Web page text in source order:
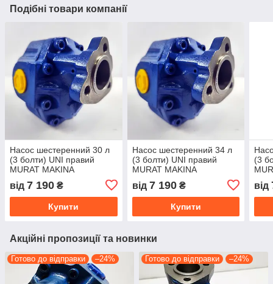
Подібні товари компанії
Насос шестеренний 30 л
(3 болти) UNI правий
MURAT MAKINA
від 7 190 ₴
Купити
Насос шестеренний 34 л
(3 болти) UNI правий
MURAT MAKINA
від 7 190₴
Купити
(3
від
Акційні пропозиції та новинки
Готово до відправки –24% Готово до відправки –24%